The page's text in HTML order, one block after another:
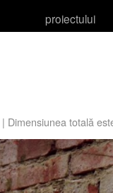
proiectului
| Dimensiunea totală